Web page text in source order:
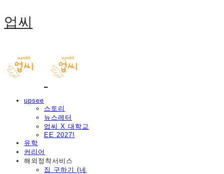
업씨
upsee
스토리
뉴스레터
업씨 X 대학교
EE 2027!
유학
커리어
해외정착서비스
집 구하기 (네